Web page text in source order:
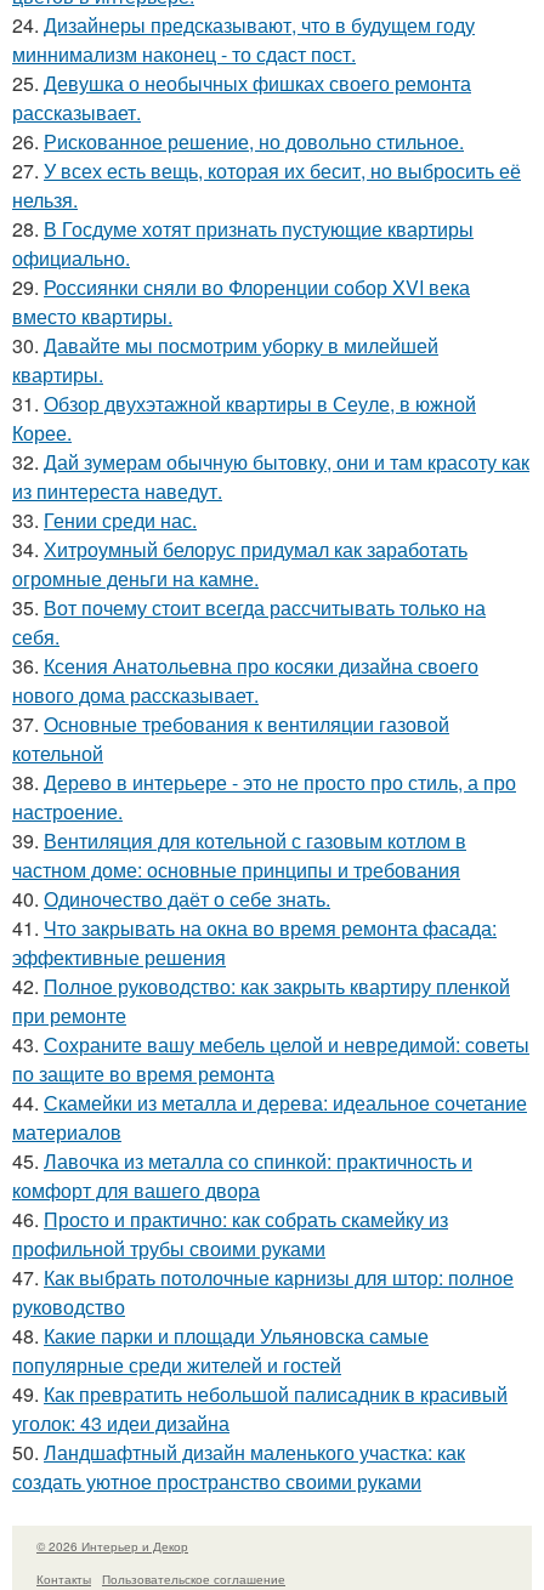
24. Дизайнеры предсказывают, что в будущем году
миннимализм наконец - то сдаст пост.
25. Девушка о необычных фишках своего ремонта
рассказывает.
26. Рискованное решение, но довольно стильное.
27. У всех есть вещь, которая их бесит, но выбросить её
нельзя.
28. В Госдуме хотят признать пустующие квартиры
официально.
29. Россиянки сняли во Флоренции собор XVI века
вместо квартиры.
30. Давайте мы посмотрим уборку в милейшей
квартиры.
31. Обзор двухэтажной квартиры в Сеуле, в южной
Корее.
32. Дай зумерам обычную бытовку, они и там красоту как
из пинтереста наведут.
33. Гении среди нас.
34. Хитроумный белорус придумал как заработать
огромные деньги на камне.
35. Вот почему стоит всегда рассчитывать только на
себя.
36. Ксения Анатольевна про косяки дизайна своего
нового дома рассказывает.
37. Основные требования к вентиляции газовой
котельной
38. Дерево в интерьере - это не просто про стиль, а про
настроение.
39. Вентиляция для котельной с газовым котлом в
частном доме: основные принципы и требования
40. Одиночество даёт о себе знать.
41. Что закрывать на окна во время ремонта фасада:
эффективные решения
42. Полное руководство: как закрыть квартиру пленкой
при ремонте
43. Сохраните вашу мебель целой и невредимой: советы
по защите во время ремонта
44. Скамейки из металла и дерева: идеальное сочетание
материалов
45. Лавочка из металла со спинкой: практичность и
комфорт для вашего двора
46. Просто и практично: как собрать скамейку из
профильной трубы своими руками
47. Как выбрать потолочные карнизы для штор: полное
руководство
48. Какие парки и площади Ульяновска самые
популярные среди жителей и гостей
49. Как превратить небольшой палисадник в красивый
уголок: 43 идеи дизайна
50. Ландшафтный дизайн маленького участка: как
создать уютное пространство своими руками
© 2026 Интерьер и Декор
Контакты
Пользовательское соглашение